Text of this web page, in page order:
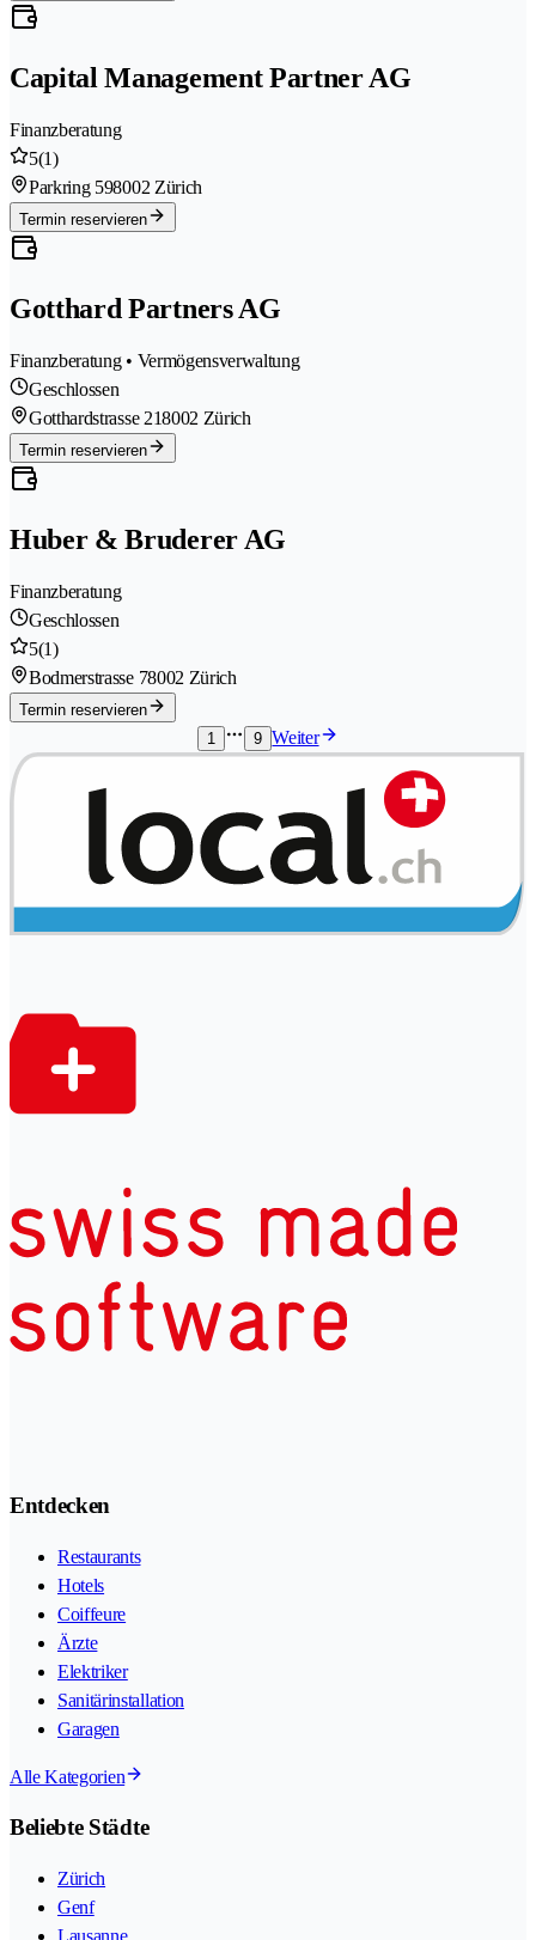
Capital Management Partner AG
Finanzberatung
5(1)
Parkring 598002 Zürich
Termin reservieren
Gotthard Partners AG
Finanzberatung • Vermögensverwaltung
Geschlossen
Gotthardstrasse 218002 Zürich
Termin reservieren
Huber & Bruderer AG
Finanzberatung
Geschlossen
5(1)
Bodmerstrasse 78002 Zürich
Termin reservieren
1
9 Weiter
Entdecken
Restaurants
Hotels
Coiffeure
Ärzte
Elektriker
Sanitärinstallation
Garagen
Alle Kategorien
Beliebte Städte
Zürich
Genf